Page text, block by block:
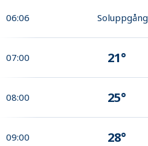
06:06 Soluppgång
07:00 21°
08:00 25°
09:00 28°